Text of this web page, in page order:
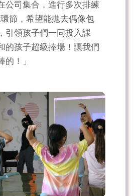
公司集合，進行多次排練
節，希望能拋去偶像包
引領孩子們一同投入課
的孩子超級捧場！讓我們
的！」